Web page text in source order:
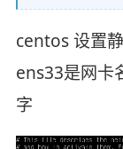
centos 设置
ens33是网卡
字